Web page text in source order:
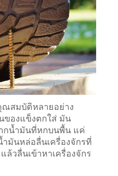
สมบัติหลายอย่าง
ของแข็งตกใส่ มัน
กน้ำมันที่หกบนพื้น แค่
ำมันหล่อลื่นเครื่องจักรที่
วลื่นเข้าหาเครื่องจักร